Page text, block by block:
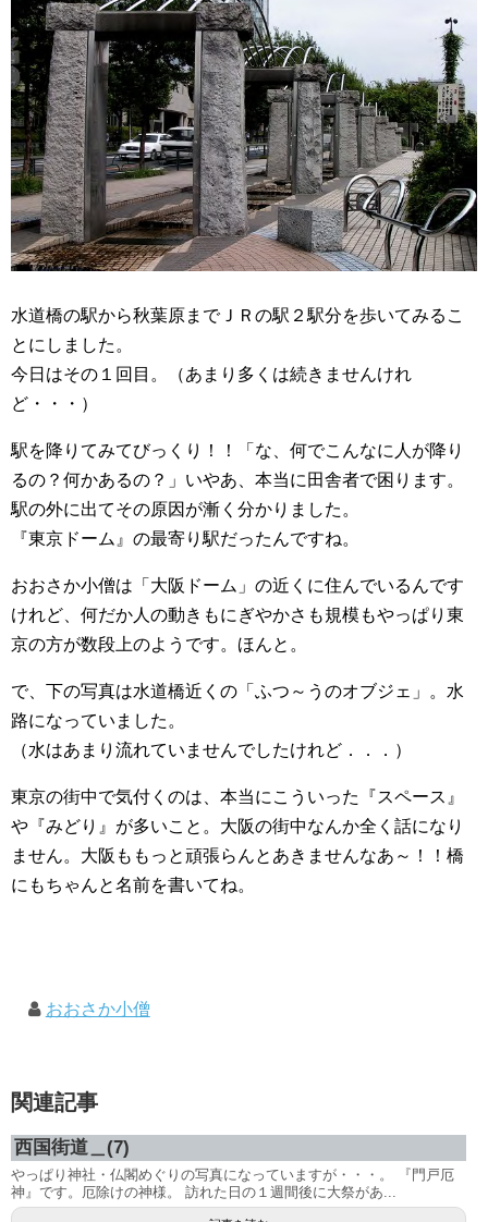
水道橋の駅から秋葉原までＪＲの駅２駅分を歩いてみるこ
とにしました。
今日はその１回目。（あまり多くは続きませんけれ
ど・・・）
駅を降りてみてびっくり！！「な、何でこんなに人が降り
るの？何かあるの？」いやあ、本当に田舎者で困ります。
駅の外に出てその原因が漸く分かりました。
『東京ドーム』の最寄り駅だったんですね。
おおさか小僧は「大阪ドーム」の近くに住んでいるんです
けれど、何だか人の動きもにぎやかさも規模もやっぱり東
京の方が数段上のようです。ほんと。
で、下の写真は水道橋近くの「ふつ～うのオブジェ」。水
路になっていました。
（水はあまり流れていませんでしたけれど．．．）
東京の街中で気付くのは、本当にこういった『スペース』
や『みどり』が多いこと。大阪の街中なんか全く話になり
ません。大阪ももっと頑張らんとあきませんなあ～！！橋
にもちゃんと名前を書いてね。
おおさか小僧
関連記事
西国街道＿(7)
やっぱり神社・仏閣めぐりの写真になっていますが・・・。 『門戸厄
神』です。厄除けの神様。 訪れた日の１週間後に大祭があ...